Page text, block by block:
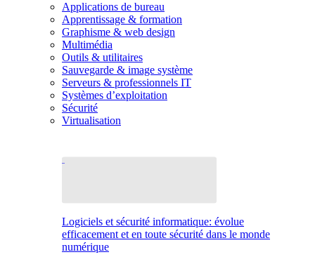
Applications de bureau
Apprentissage & formation
Graphisme & web design
Multimédia
Outils & utilitaires
Sauvegarde & image système
Serveurs & professionnels IT
Systèmes d’exploitation
Sécurité
Virtualisation
Logiciels et sécurité informatique: évolue
efficacement et en toute sécurité dans le monde
numérique